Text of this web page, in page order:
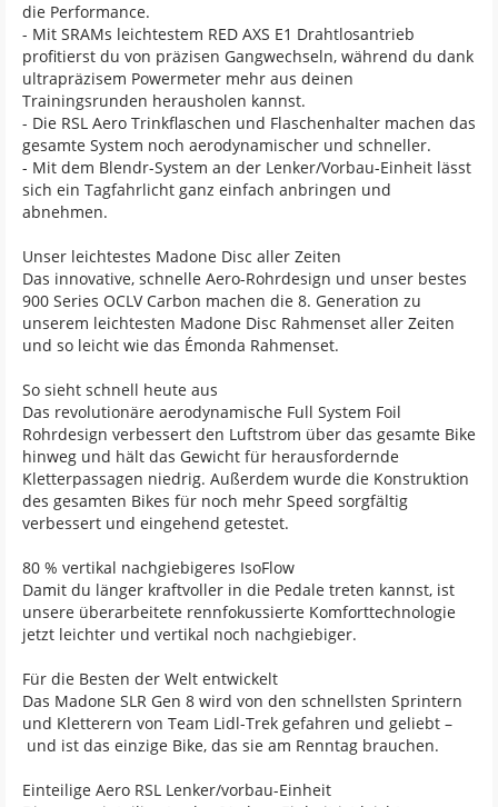
die Performance.
- Mit SRAMs leichtestem RED AXS E1 Drahtlosantrieb
profitierst du von präzisen Gangwechseln, während du dank
ultrapräzisem Powermeter mehr aus deinen
Trainingsrunden herausholen kannst.
- Die RSL Aero Trinkflaschen und Flaschenhalter machen das
gesamte System noch aerodynamischer und schneller.
- Mit dem Blendr-System an der Lenker/Vorbau-Einheit lässt
sich ein Tagfahrlicht ganz einfach anbringen und
abnehmen.
Unser leichtestes Madone Disc aller Zeiten
Das innovative, schnelle Aero-Rohrdesign und unser bestes
900 Series OCLV Carbon machen die 8. Generation zu
unserem leichtesten Madone Disc Rahmenset aller Zeiten
und so leicht wie das Émonda Rahmenset.
So sieht schnell heute aus
Das revolutionäre aerodynamische Full System Foil
Rohrdesign verbessert den Luftstrom über das gesamte Bike
hinweg und hält das Gewicht für herausfordernde
Kletterpassagen niedrig. Außerdem wurde die Konstruktion
des gesamten Bikes für noch mehr Speed sorgfältig
verbessert und eingehend getestet.
80 % vertikal nachgiebigeres IsoFlow
Damit du länger kraftvoller in die Pedale treten kannst, ist
unsere überarbeitete rennfokussierte Komforttechnologie
jetzt leichter und vertikal noch nachgiebiger.
Für die Besten der Welt entwickelt
Das Madone SLR Gen 8 wird von den schnellsten Sprintern
und Kletterern von Team Lidl-Trek gefahren und geliebt –
und ist das einzige Bike, das sie am Renntag brauchen.
Einteilige Aero RSL Lenker/vorbau-Einheit